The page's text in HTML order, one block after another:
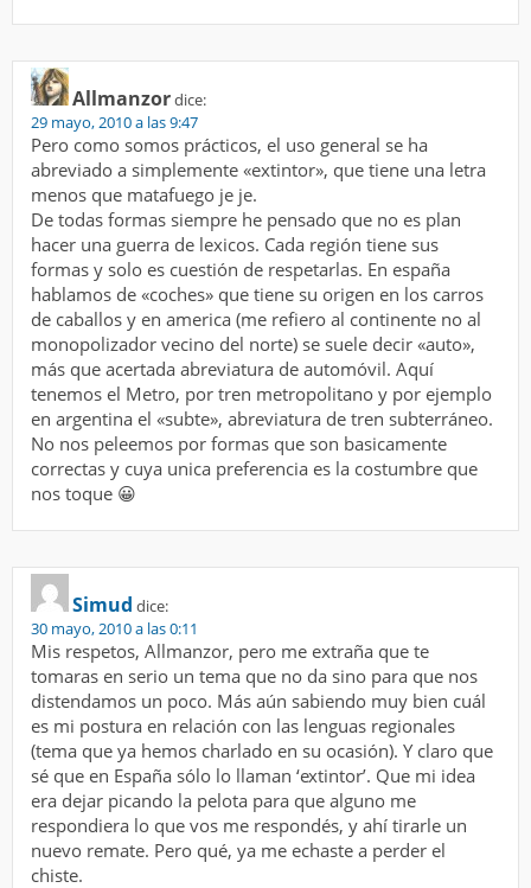
Allmanzordice:
29 mayo, 2010 a las 9:47
Pero como somos prácticos, el uso general se ha
abreviado a simplemente «extintor», que tiene una letra
menos que matafuego je je.
De todas formas siempre he pensado que no es plan
hacer una guerra de lexicos. Cada región tiene sus
formas y solo es cuestión de respetarlas. En españa
hablamos de «coches» que tiene su origen en los carros
de caballos y en america (me refiero al continente no al
monopolizador vecino del norte) se suele decir «auto»,
más que acertada abreviatura de automóvil. Aquí
tenemos el Metro, por tren metropolitano y por ejemplo
en argentina el «subte», abreviatura de tren subterráneo.
No nos peleemos por formas que son basicamente
correctas y cuya unica preferencia es la costumbre que
nos toque 😀
Simud dice:
30 mayo, 2010 a las 0:11
Mis respetos, Allmanzor, pero me extraña que te
tomaras en serio un tema que no da sino para que nos
distendamos un poco. Más aún sabiendo muy bien cuál
es mi postura en relación con las lenguas regionales
(tema que ya hemos charlado en su ocasión). Y claro que
sé que en España sólo lo llaman ‘extintor’. Que mi idea
era dejar picando la pelota para que alguno me
respondiera lo que vos me respondés, y ahí tirarle un
nuevo remate. Pero qué, ya me echaste a perder el
chiste.